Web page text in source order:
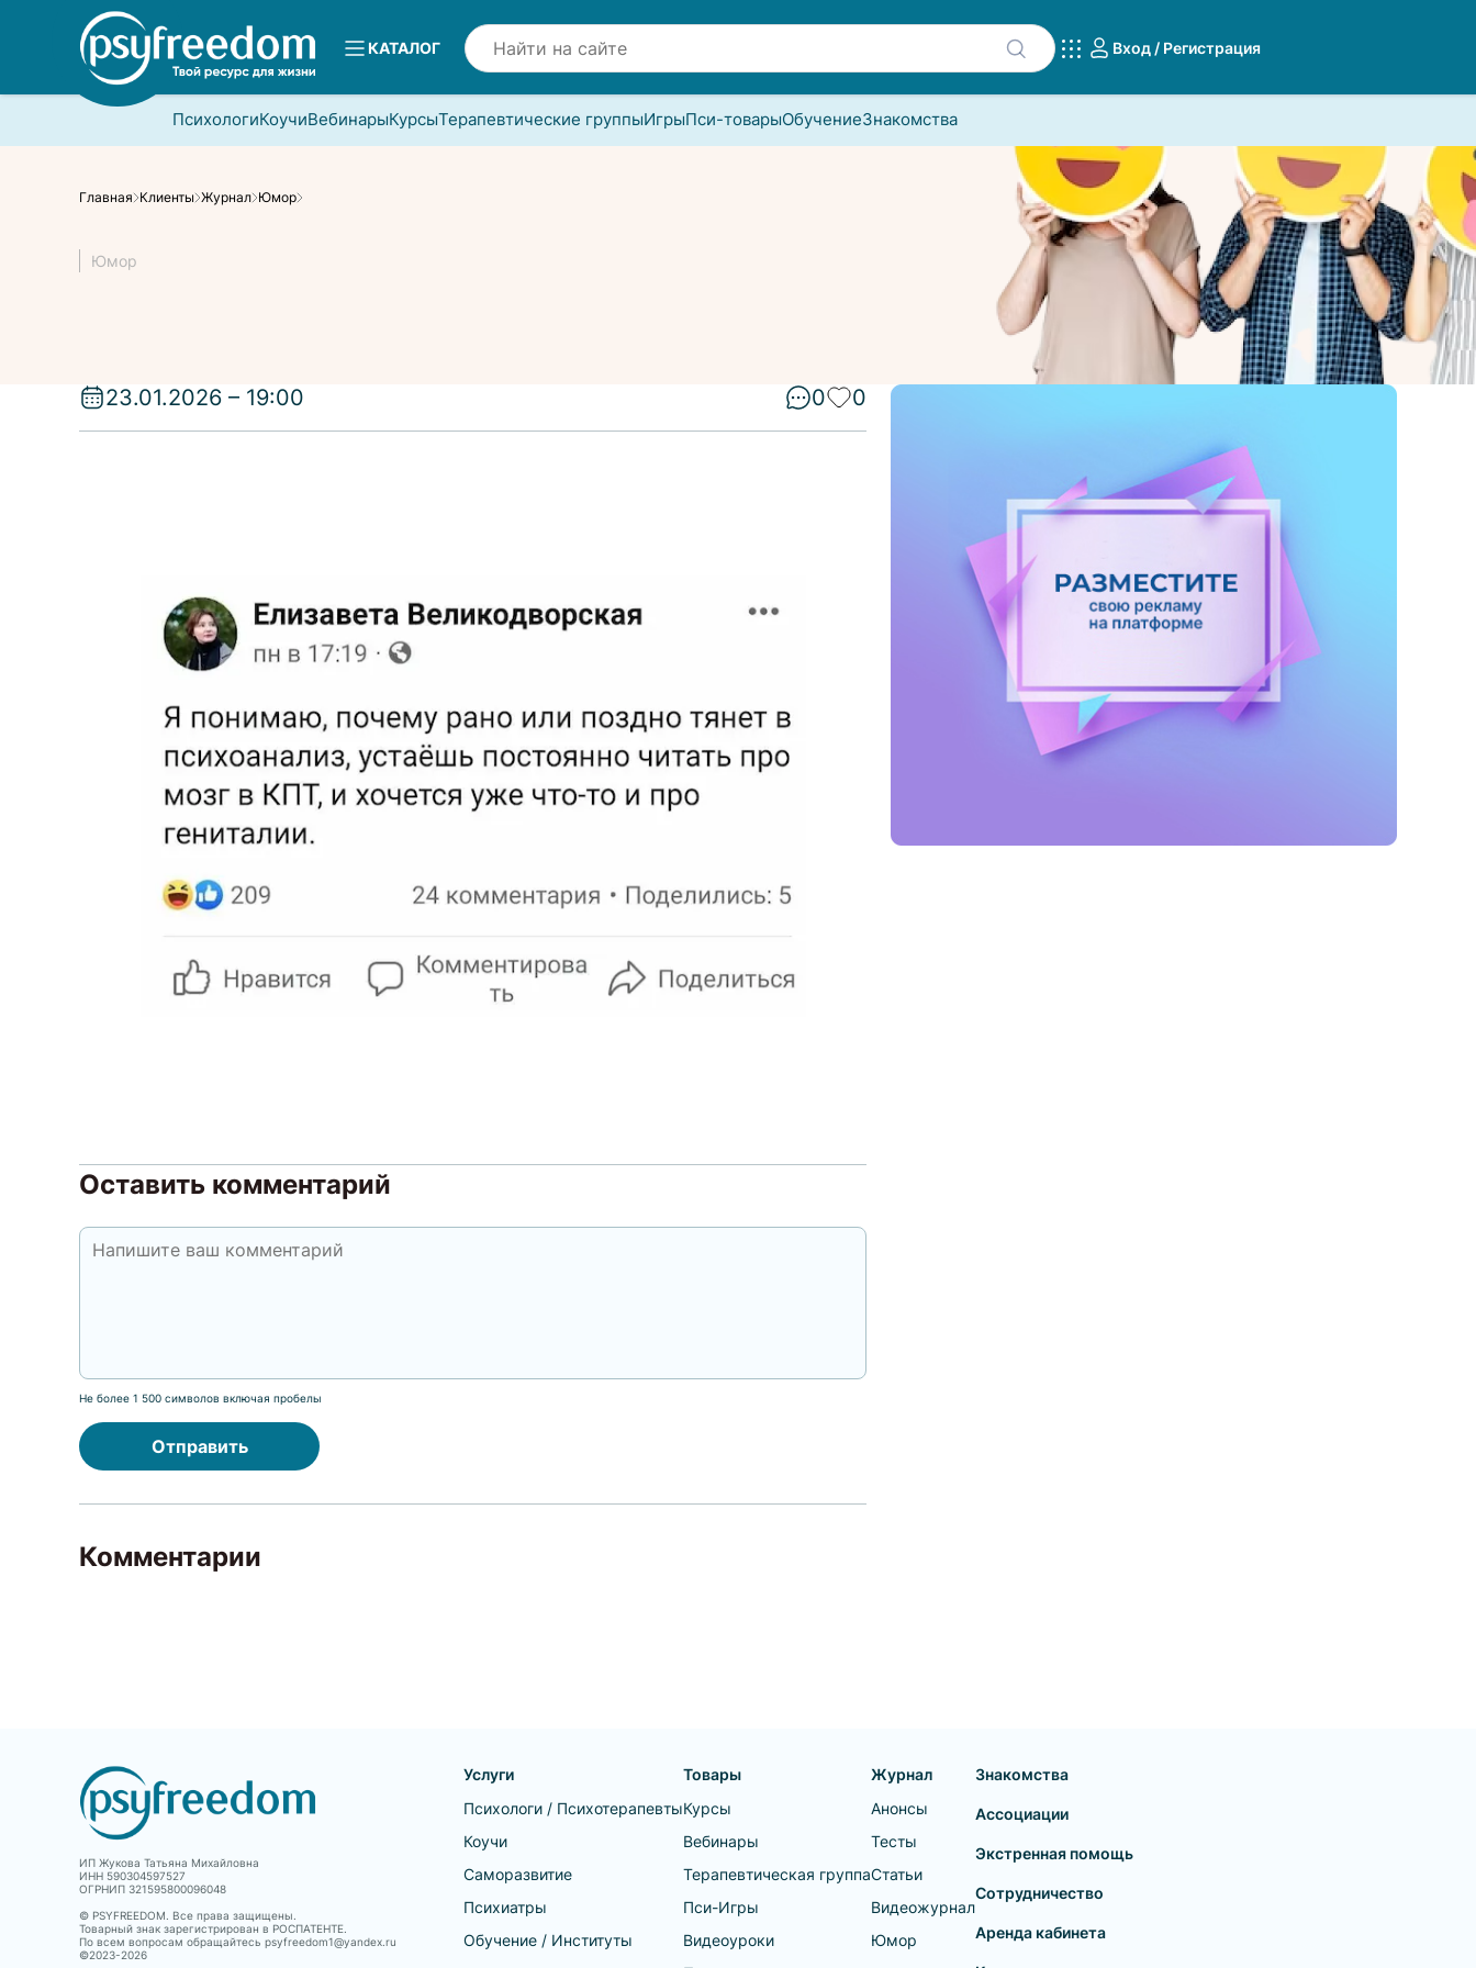
КАТАЛОГ Вход / Регистрация
ПсихологиКоучиВебинарыКурсыТерапевтические группыИгрыПси-товарыОбучениеЗнакомства
Главная Клиенты Журнал Юмор
Юмор
23.01.2026 – 19:00 0 0
Оставить комментарий
Не более 1 500 символов включая пробелы
Отправить
Комментарии
ИП Жукова Татьяна Михайловна
ИНН 590304597527
ОГРНИП 321595800096048
© PSYFREEDOM. Все права защищены.
Товарный знак зарегистрирован в РОСПАТЕНТЕ.
По всем вопросам обращайтесь psyfreedom1@yandex.ru
©2023-2026
Услуги
Психологи / Психотерапевты
Коучи
Саморазвитие
Психиатры
Обучение / Институты
Товары
Курсы
Вебинары
Терапевтическая группа
Пси-Игры
Видеоуроки
Журнал
Анонсы
Тесты
Статьи
Видеожурнал
Юмор
Знакомства
Ассоциации
Экстренная помощь
Сотрудничество
Аренда кабинета